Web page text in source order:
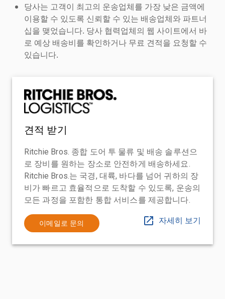
당사는 고객이 최고의 운송업체를 가장 낮은 금액에
이용할 수 있도록 신뢰할 수 있는 배송업체와 파트너
십을 맺었습니다. 당사 협력업체의 웹 사이트에서 바
로 예상 배송비를 확인하거나 무료 견적을 요청할 수
있습니다.
견적 받기
Ritchie Bros. 종합 도어 투 물류 및 배송 솔루션으
로 장비를 원하는 장소로 안전하게 배송하세요.
Ritchie Bros.는 국경, 대륙, 바다를 넘어 귀하의 장
비가 빠르고 효율적으로 도착할 수 있도록, 운송의
모든 과정을 포함한 통합 서비스를 제공합니다.
이메일로 문의 자세히 보기